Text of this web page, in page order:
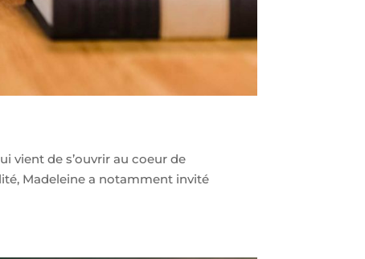
vient de s’ouvrir au coeur de
Madeleine a notamment invité